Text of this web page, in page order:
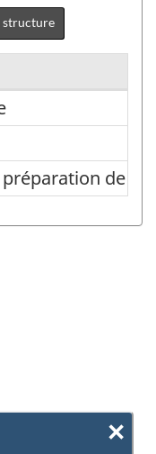
×
structure
préparation de
de